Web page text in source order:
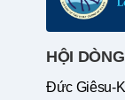
HỘI
Đức Giêsu-